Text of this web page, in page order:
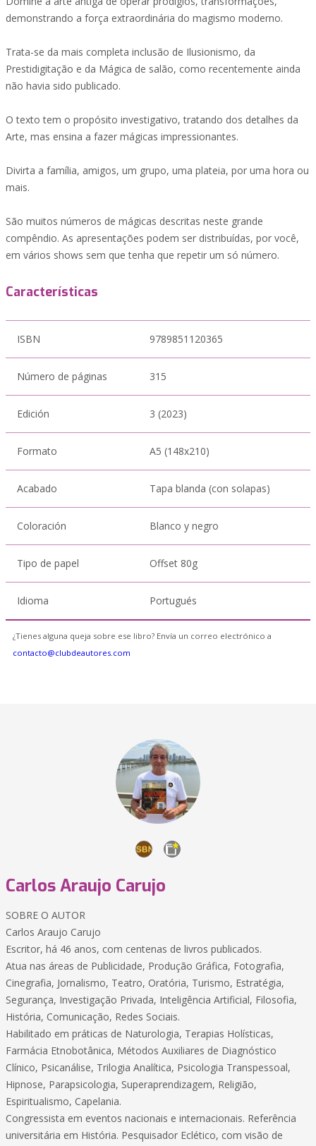
demonstrando a força extraordinária do magismo moderno.
Trata-se da mais completa inclusão de Ilusionismo, da
Prestidigitação e da Mágica de salão, como recentemente ainda
não havia sido publicado.
O texto tem o propósito investigativo, tratando dos detalhes da
Arte, mas ensina a fazer mágicas impressionantes.
Divirta a família, amigos, um grupo, uma plateia, por uma hora ou
mais.
São muitos números de mágicas descritas neste grande
compêndio. As apresentações podem ser distribuídas, por você,
em vários shows sem que tenha que repetir um só número.
Características
ISBN 9789851120365
Número de páginas 315
Edición 3 (2023)
Formato A5 (148x210)
Acabado Tapa blanda (con solapas)
Coloración Blanco y negro
Tipo de papel Offset 80g
Idioma Portugués
¿Tienes alguna queja sobre ese libro? Envía un correo electrónico a
contacto@clubdeautores.com
Carlos Araujo Carujo
SOBRE O AUTOR
Carlos Araujo Carujo
Escritor, há 46 anos, com centenas de livros publicados.
Atua nas áreas de Publicidade, Produção Gráfica, Fotografia,
Cinegrafia, Jornalismo, Teatro, Oratória, Turismo, Estratégia,
Segurança, Investigação Privada, Inteligência Artificial, Filosofia,
História, Comunicação, Redes Sociais.
Habilitado em práticas de Naturologia, Terapias Holísticas,
Farmácia Etnobotânica, Métodos Auxiliares de Diagnóstico
Clínico, Psicanálise, Trilogia Analítica, Psicologia Transpessoal,
Hipnose, Parapsicologia, Superaprendizagem, Religião,
Espiritualismo, Capelania.
Congressista em eventos nacionais e internacionais. Referência
universitária em História. Pesquisador Eclético, com visão de